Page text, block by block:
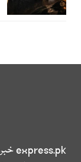
express.pk